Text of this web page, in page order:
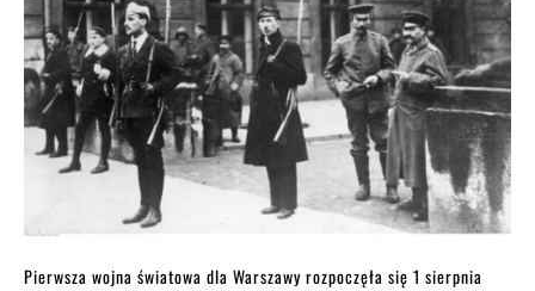
Pierwsza wojna światowa dla Warszawy rozpoczęła się 1 sierpnia